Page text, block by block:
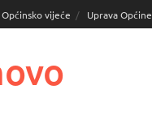
Općinsko vijeće Uprava Općine